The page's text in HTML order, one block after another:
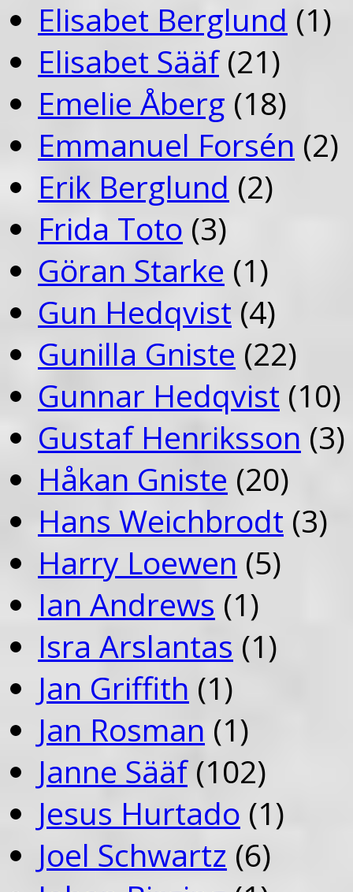
Elisabet Berglund (1)
Elisabet Sääf(21)
Emelie Åberg (18)
Emmanuel Forsén (2)
Erik Berglund (2)
Frida Toto (3)
Göran Starke (1)
Gun Hedqvist (4)
Gunilla Gniste (22)
Gunnar Hedqvist (10)
Gustaf Henriksson (3)
Håkan Gniste (20)
Hans Weichbrodt (3)
Harry Loewen (5)
Ian Andrews (1)
Isra Arslantas (1)
Jan Griffith (1)
Jan Rosman (1)
Janne Sääf(102)
Jesus Hurtado (1)
Joel Schwartz (6)